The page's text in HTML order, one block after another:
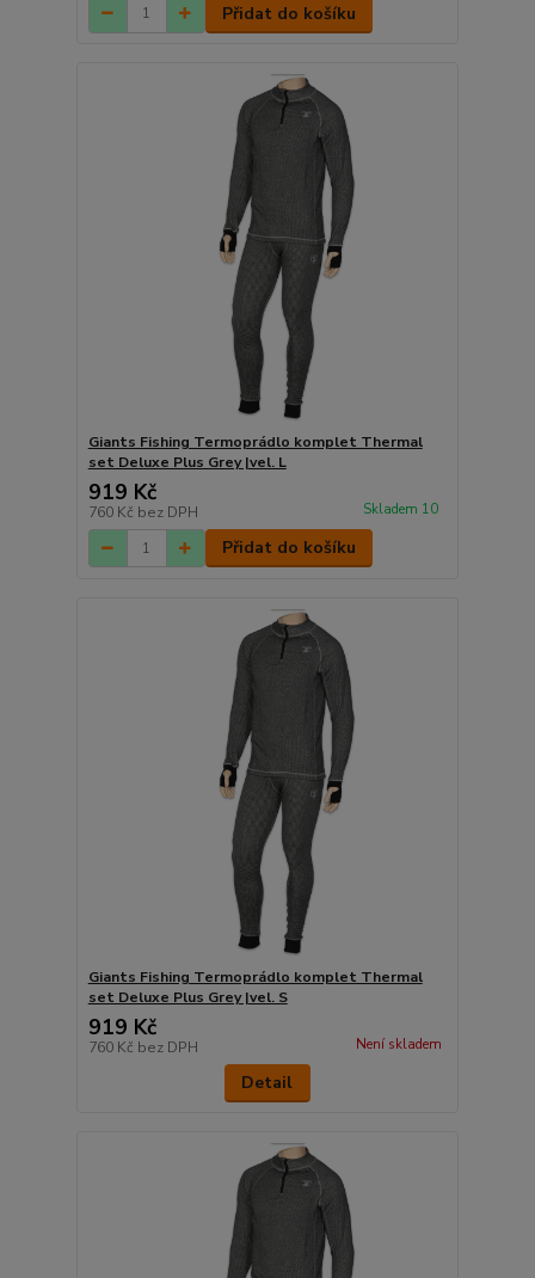
Přidat do košíku
Giants Fishing Termoprádlo komplet Thermal
set Deluxe Plus Grey |vel. L
919 Kč
760 Kč bez DPH Skladem 10
Přidat do košíku
Giants Fishing Termoprádlo komplet Thermal
set Deluxe Plus Grey |vel. S
919 Kč
760 Kč bez DPH Není skladem
Detail